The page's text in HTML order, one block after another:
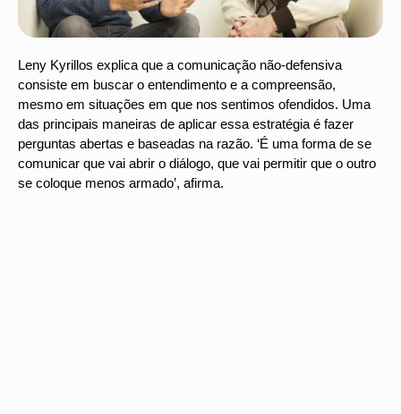
Leny Kyrillos explica que a comunicação não-defensiva
consiste em buscar o entendimento e a compreensão,
mesmo em situações em que nos sentimos ofendidos. Uma
das principais maneiras de aplicar essa estratégia é fazer
perguntas abertas e baseadas na razão. ‘É uma forma de se
comunicar que vai abrir o diálogo, que vai permitir que o outro
se coloque menos armado’, afirma.